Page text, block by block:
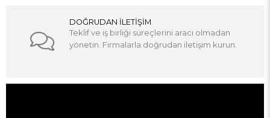
DOĞRUDAN İLETİŞİM
Teklif ve iş birliği süreçlerini aracı olmadan
yönetin. Firmalarla doğrudan iletişim kurun.